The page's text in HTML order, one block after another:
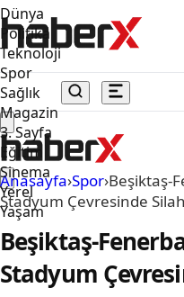
Dünya
Politika
Teknoloji
Spor
Sağlık
Magazin
3. Sayfa
Eğitim
Sinema
Yerel
Yaşam
Anasayfa›Spor›Beşiktaş-
Stadyum Çevresinde
Beşiktaş-
Stadyum